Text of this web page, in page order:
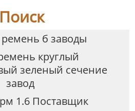
Поиск
б заводы
круглый
зеленый сечение
завод
1.6 Поставщик